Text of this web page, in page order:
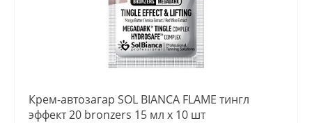
Крем-автозагар SOL BIANCA FLAME тингл
эффект 20 bronzers 15 мл х 10 шт